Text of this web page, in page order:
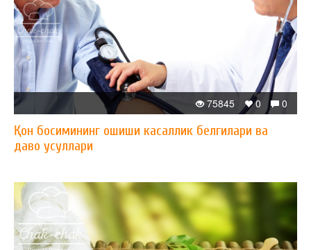
0
0
75845
Қон босимининг ошиши касаллик белгилари ва
даво усуллари